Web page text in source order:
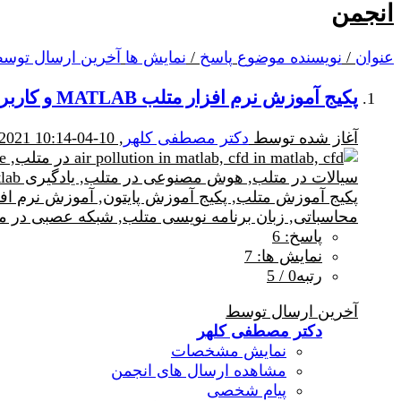
انجمن
عنوان / نویسنده موضوع پاسخ / نمایش ها آخرین ارسال
پکیج آموزش نرم افزار متلب MATLAB و کاربرد آن در محیط زیست
آغاز شده توسط دکتر مصطفی کلهر , 10-04-2021 10:14 AM
پاسخ: 6
نمایش ها: 7
رتبه0 / 5
آخرین ارسال توسط
دکتر مصطفی کلهر
نمایش مشخصات
مشاهده ارسال های انجمن
پیام شخصی